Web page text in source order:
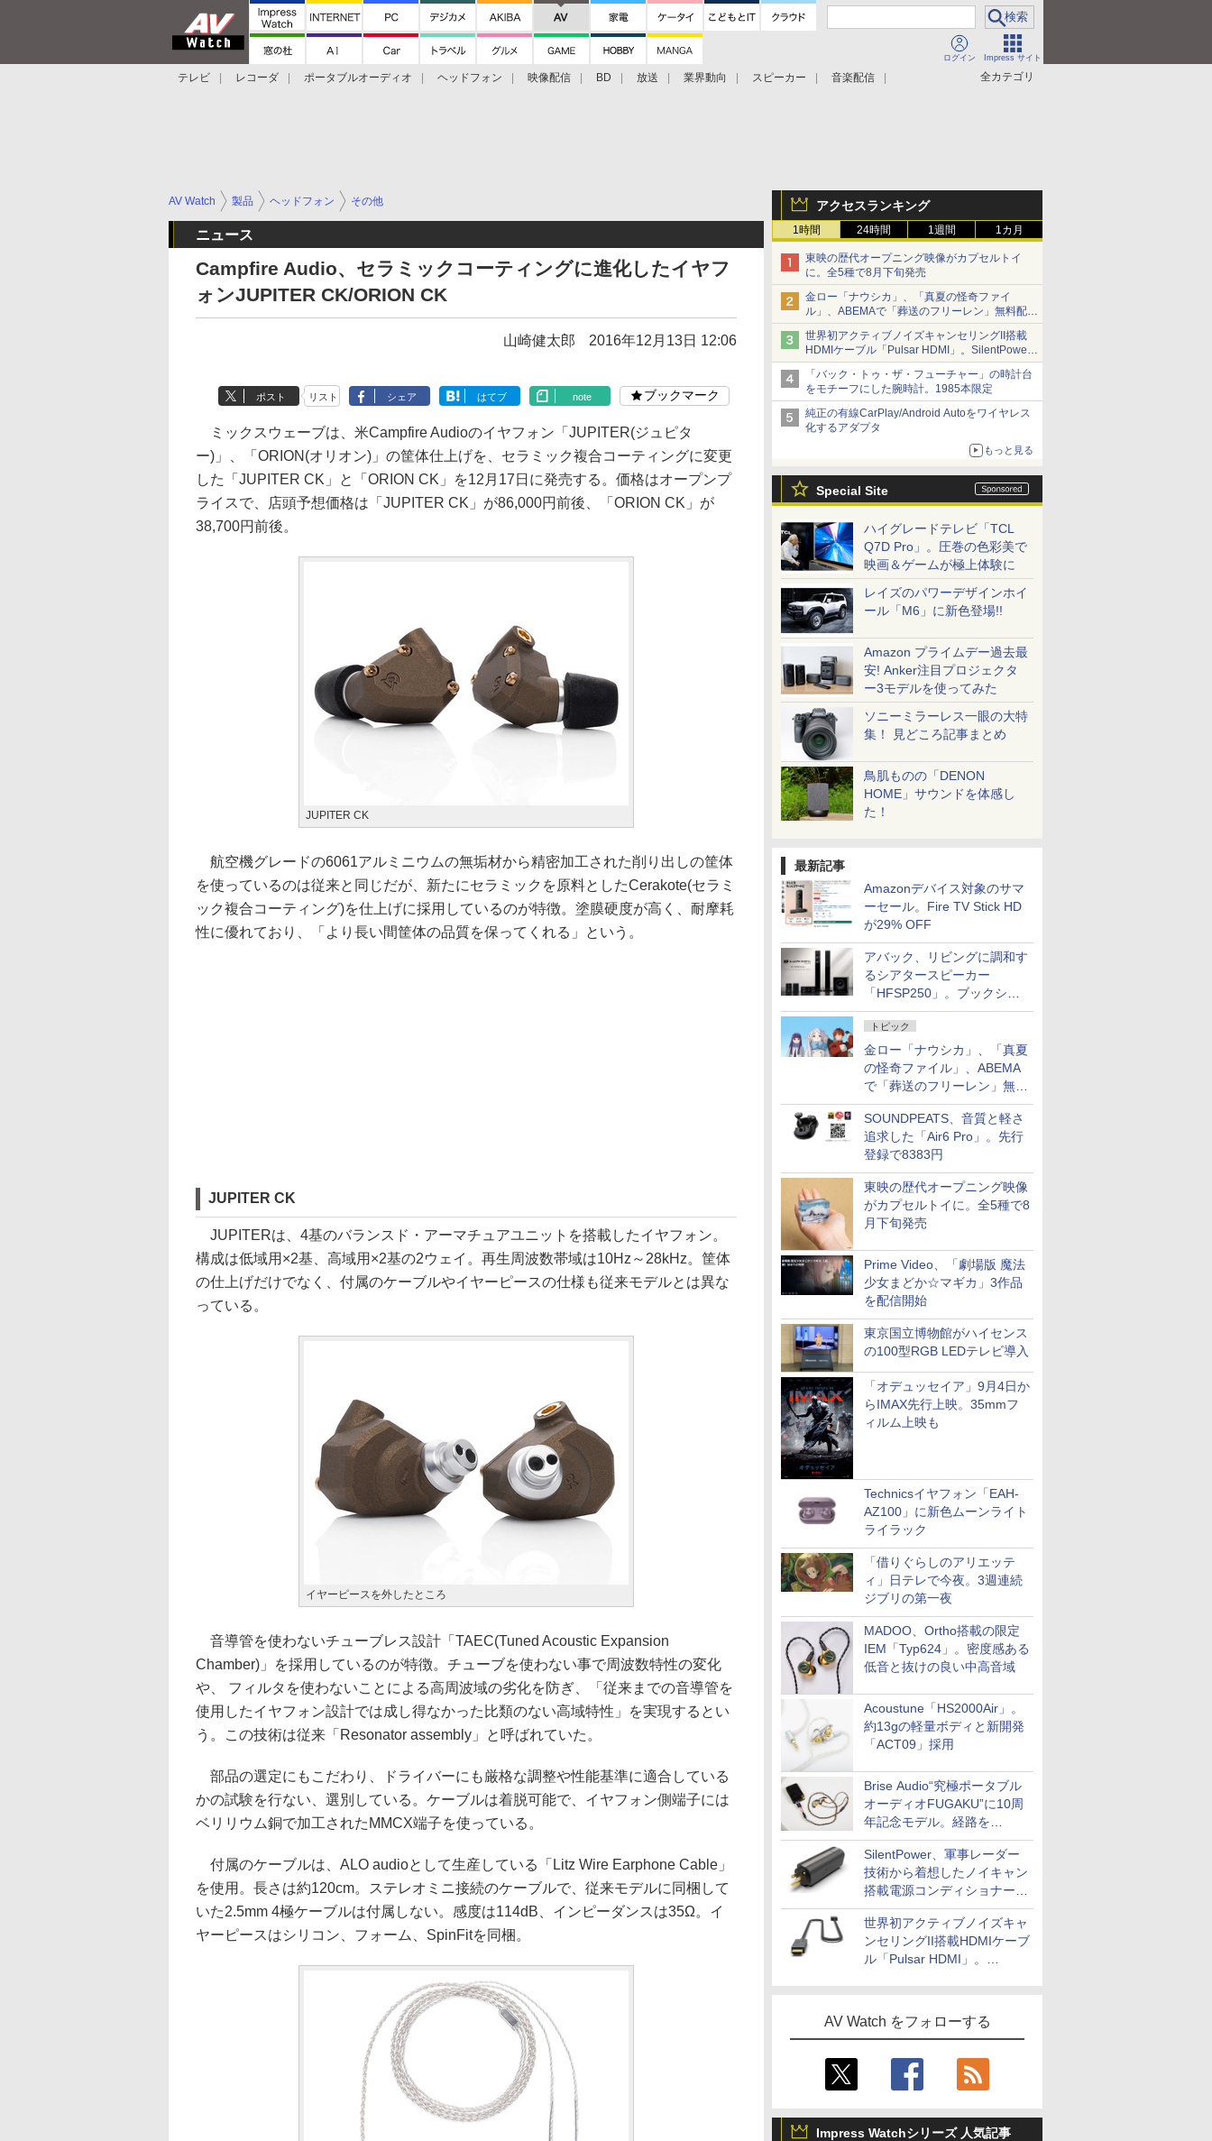
ログイン Impress サイト
全カテゴリ
テレビ レコーダ ポータブルオーディオ ヘッドフォン 映像配信 BD 放送 業界動向 スピーカー
音楽配信
アクセスランキング
1時間 24時間 1週間 1カ月
東映の歴代オープニング映像がカプセルトイ
に。全5種で8月下旬発売
金ロー「ナウシカ」、「真夏の怪奇ファイ
ル」、ABEMAで「葬送のフリーレン」無料配信
など。夏の特番・配信情報
世界初アクティブノイズキャンセリングII搭載
HDMIケーブル「Pulsar HDMI」。SilentPower
から
「バック・トゥ・ザ・フューチャー」の時計台
をモチーフにした腕時計。1985本限定
純正の有線CarPlay/Android Autoをワイヤレス
化するアダプタ
もっと見る
Special Site
ハイグレードテレビ「TCL
Q7D Pro」。圧巻の色彩美で
映画＆ゲームが極上体験に
レイズのパワーデザインホイ
ール「M6」に新色登場!!
Amazon プライムデー過去最
安! Anker注目プロジェクタ
ー3モデルを使ってみた
ソニーミラーレス一眼の大特
集！ 見どころ記事まとめ
鳥肌ものの「DENON
HOME」サウンドを体感し
た！
最新記事
Amazonデバイス対象のサマ
ーセール。Fire TV Stick HD
が29% OFF
アバック、リビングに調和す
るシアタースピーカー
「HFSP250」。ブックシェ
ルフはペア3万円以下
トピック
金ロー「ナウシカ」、「真夏
の怪奇ファイル」、ABEMA
で「葬送のフリーレン」無料
配信など。夏の特番・配信情
報
SOUNDPEATS、音質と軽さ
追求した「Air6 Pro」。先行
登録で8383円
東映の歴代オープニング映像
がカプセルトイに。全5種で8
月下旬発売
Prime Video、「劇場版 魔法
少女まどか☆マギカ」3作品
を配信開始
東京国立博物館がハイセンス
の100型RGB LEDテレビ導入
「オデュッセイア」9月4日か
らIMAX先行上映。35mmフ
ィルム上映も
Technicsイヤフォン「EAH-
AZ100」に新色ムーンライト
ライラック
「借りぐらしのアリエッテ
ィ」日テレで今夜。3週連続
ジブリの第一夜
MADOO、Ortho搭載の限定
IEM「Typ624」。密度感ある
低音と抜けの良い中高音域
Acoustune「HS2000Air」。
約13gの軽量ボディと新開発
「ACT09」採用
Brise Audio“究極ポータブル
オーディオFUGAKU”に10周
年記念モデル。経路を
NISHIKIで統一。400万円
SilentPower、軍事レーダー
技術から着想したノイキャン
搭載電源コンディショナー
「AC iPurifier2」
世界初アクティブノイズキャ
ンセリングII搭載HDMIケーブ
ル「Pulsar HDMI」。
AV Watch をフォローする
Impress Watchシリーズ 人気記事
AV Watch 製品 ヘッドフォン その他
ニュース
Campfire Audio、セラミックコーティングに進化したイヤフ
ォンJUPITER CK/ORION CK
山崎健太郎 2016年12月13日 12:06
ポスト リスト シェア はてブ note ブックマーク
ミックスウェーブは、米Campfire Audioのイヤフォン「JUPITER(ジュピタ
ー)」、「ORION(オリオン)」の筐体仕上げを、セラミック複合コーティングに変更
した「JUPITER CK」と「ORION CK」を12月17日に発売する。価格はオープンプ
ライスで、店頭予想価格は「JUPITER CK」が86,000円前後、「ORION CK」が
38,700円前後。
JUPITER CK
航空機グレードの6061アルミニウムの無垢材から精密加工された削り出しの筐体
を使っているのは従来と同じだが、新たにセラミックを原料としたCerakote(セラミ
ック複合コーティング)を仕上げに採用しているのが特徴。塗膜硬度が高く、耐摩耗
性に優れており、「より長い間筐体の品質を保ってくれる」という。
JUPITER CK
JUPITERは、4基のバランスド・アーマチュアユニットを搭載したイヤフォン。
構成は低域用×2基、高域用×2基の2ウェイ。再生周波数帯域は10Hz～28kHz。筐体
の仕上げだけでなく、付属のケーブルやイヤーピースの仕様も従来モデルとは異な
っている。
イヤーピースを外したところ
音導管を使わないチューブレス設計「TAEC(Tuned Acoustic Expansion
Chamber)」を採用しているのが特徴。チューブを使わない事で周波数特性の変化
や、 フィルタを使わないことによる高周波域の劣化を防ぎ、「従来までの音導管を
使用したイヤフォン設計では成し得なかった比類のない高域特性」を実現するとい
う。この技術は従来「Resonator assembly」と呼ばれていた。
部品の選定にもこだわり、ドライバーにも厳格な調整や性能基準に適合している
かの試験を行ない、選別している。ケーブルは着脱可能で、イヤフォン側端子には
ベリリウム銅で加工されたMMCX端子を使っている。
付属のケーブルは、ALO audioとして生産している「Litz Wire Earphone Cable」
を使用。長さは約120cm。ステレオミニ接続のケーブルで、従来モデルに同梱して
いた2.5mm 4極ケーブルは付属しない。感度は114dB、インピーダンスは35Ω。イ
ヤーピースはシリコン、フォーム、SpinFitを同梱。